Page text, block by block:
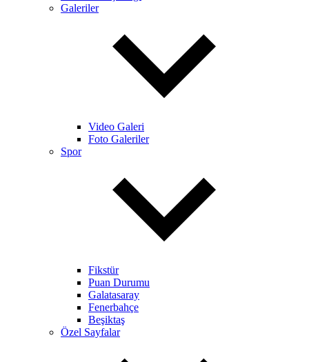
Galeriler
Video Galeri
Foto Galeriler
Spor
Fikstür
Puan Durumu
Galatasaray
Fenerbahçe
Beşiktaş
Özel Sayfalar